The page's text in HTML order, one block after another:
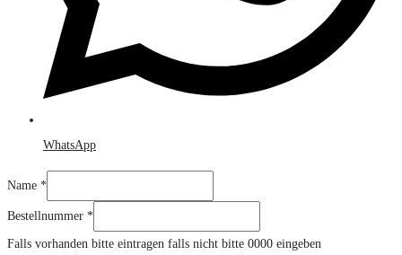
WhatsApp
Name *
Bestellnummer *
Falls vorhanden bitte eintragen falls nicht bitte 0000 eingeben